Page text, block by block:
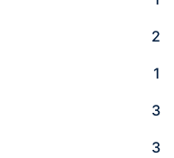
2
1
3
3